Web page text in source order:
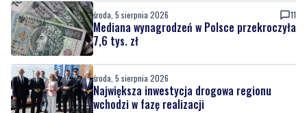
środa, 5 sierpnia 2026
Największa inwestycja drogowa regionu
środa, 5 sierpnia 2026
Pomorze najdroższym regionem w Polsce